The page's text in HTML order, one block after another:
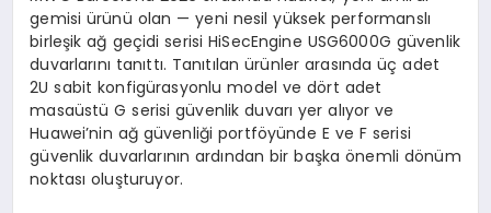
gemisi ürünü olan — yeni nesil yüksek performanslı
birleşik ağ geçidi serisi HiSecEngine USG6000G güvenlik
duvarlarını tanıttı. Tanıtılan ürünler arasında üç adet
2U sabit konfigürasyonlu model ve dört adet
masaüstü G serisi güvenlik duvarı yer alıyor ve
Huawei’nin ağ güvenliği portföyünde E ve F serisi
güvenlik duvarlarının ardından bir başka önemli dönüm
noktası oluşturuyor.